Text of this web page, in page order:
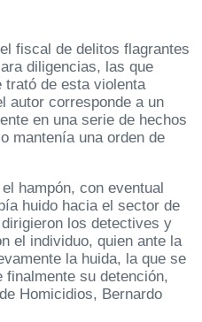
fiscal de delitos flagrantes
diligencias, las que
trató de esta violenta
autor corresponde a un
en una serie de hechos
mantenía una orden de
hampón, con eventual
huido hacia el sector de
los detectives y
el individuo, quien ante la
la huida, la que se
su detención,
Homicidios, Bernardo